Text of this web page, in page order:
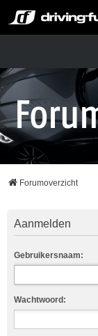
Forumoverzicht
Aanmelden
Gebruikersnaam:
Wachtwoord: